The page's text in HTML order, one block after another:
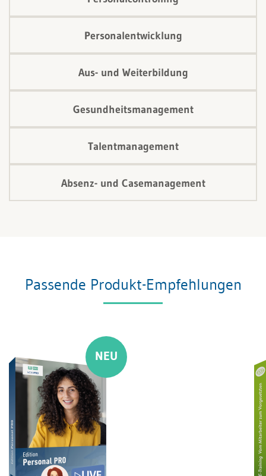
Personalentwicklung
Aus- und Weiterbildung
Gesundheitsmanagement
Talentmanagement
Absenz- und Casemanagement
Passende Produkt-Empfehlungen